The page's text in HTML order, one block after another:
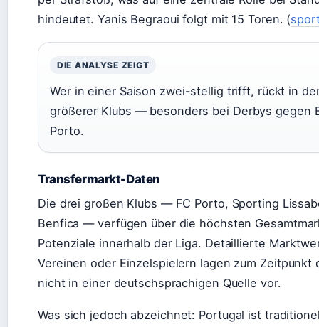
hindeutet. Yanis Begraoui folgt mit 15 Toren. (
DIE ANALYSE ZEIGT
Wer in einer Saison zwei-stellig trifft, rückt in
größerer Klubs — besonders bei Derbys gegen
Porto.
Transfermarkt-Daten
Die drei großen Klubs — FC Porto, Sporting
Benfica — verfügen über die höchsten
Potenziale innerhalb der Liga. Detaillierte
Vereinen oder Einzelspielern lagen zum Zeitpunkt
nicht in einer deutschsprachigen Quelle vor.
Was sich jedoch abzeichnet: Portugal ist